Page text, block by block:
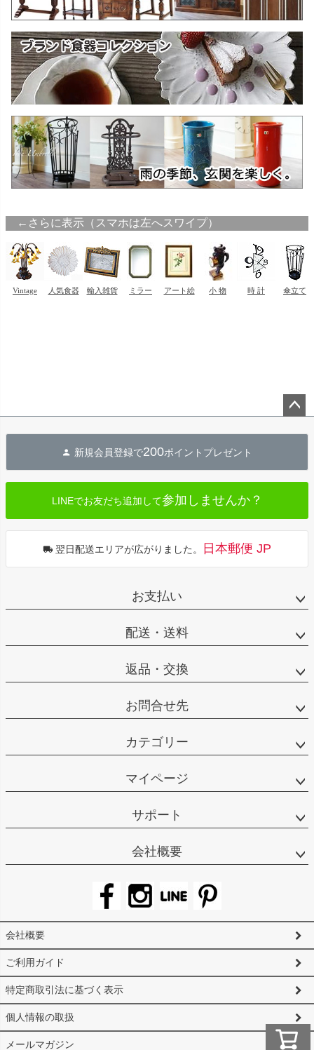
へ
新規会員登録で200ポイントプレゼント
LINEでお友だち追加して参加しませんか？
翌日配送エリアが広がりました。 日本郵便 JP
お支払い
配送・送料
返品・交換
お問合せ先
カテゴリー
マイページ
サポート
会社概要
会社概要
ご利用ガイド
特定商取引法に基づく表示
個人情報の取扱
メールマガジン